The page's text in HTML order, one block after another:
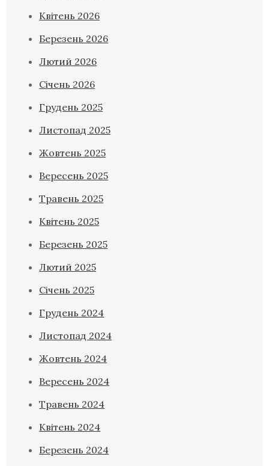
Квітень 2026
Березень 2026
Лютий 2026
Січень 2026
Грудень 2025
Листопад 2025
Жовтень 2025
Вересень 2025
Травень 2025
Квітень 2025
Березень 2025
Лютий 2025
Січень 2025
Грудень 2024
Листопад 2024
Жовтень 2024
Вересень 2024
Травень 2024
Квітень 2024
Березень 2024